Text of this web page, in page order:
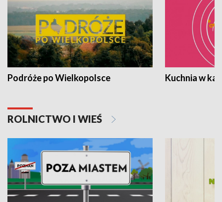
Podróże po Wielkopolsce Kuchnia w
ROLNICTWO I WIEŚ